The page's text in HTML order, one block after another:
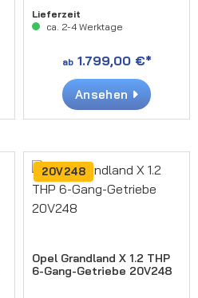
Lieferzeit
ca. 2-4 Werktage
ab1.799,00 €*
Ansehen
20V248
Opel Grandland X 1.2 THP
6-Gang-Getriebe 20V248